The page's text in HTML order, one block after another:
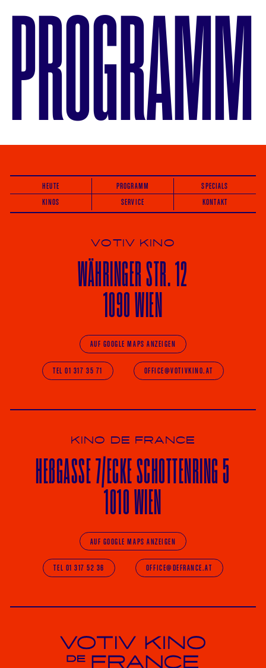
PROGRAMM
HEUTE PROGRAMM
SPECIALS
KINOS
SERVICE KONTAKT
VOTIV KINO
WÄHRINGERSTR. 12
1090 WIEN
AUF GOOGLE MAPS ANZEIGEN
TEL 01 317 35 71 OFFICE@VOTIVKINO.AT
KINO DE FRANCE
HEßGASSE 7/ECKESCHOTTENRING 5
1010 WIEN
AUF GOOGLE MAPS ANZEIGEN
TEL 01 317 52 36 OFFICE@DEFRANCE.AT
Votiv Kino und Kino De France in Wien